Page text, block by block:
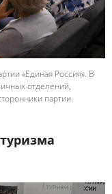
«Единая Россия». В
отделений,
партии.